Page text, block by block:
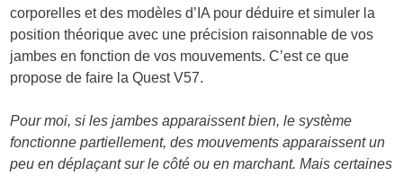
corporelles et des modèles d’IA pour déduire et simuler la
position théorique avec une précision raisonnable de vos
jambes en fonction de vos mouvements. C’est ce que
propose de faire la Quest V57.
Pour moi, si les jambes apparaissent bien, le système
fonctionne partiellement, des mouvements apparaissent un
peu en déplaçant sur le côté ou en marchant. Mais certaines